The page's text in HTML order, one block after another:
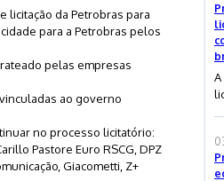
licitação da Petrobras para
para a Petrobras pelos
pelas empresas
ao governo
no processo licitatório:
Pastore Euro RSCG, DPZ
Giacometti, Z+